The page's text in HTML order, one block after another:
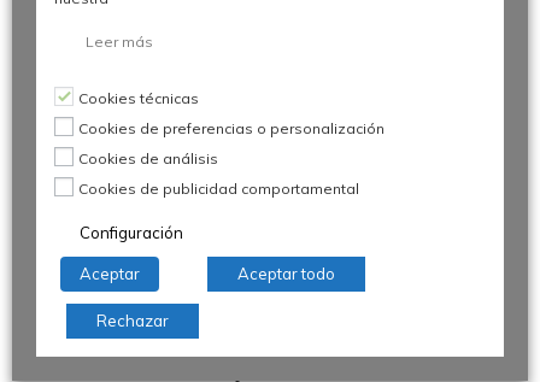
Cliente. Ahora
contamos con 20
centros de llamadas
offshore, y con esta
Leer más
Cookies técnicas
Cookies de preferencias o personalización
Cookies de análisis
Cookies de publicidad comportamental
Configuración
Aceptar Aceptar todo
Rechazar